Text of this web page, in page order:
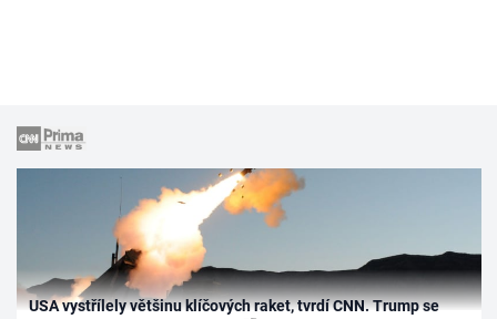
USA vystřílely většinu klíčových raket, tvrdí CNN. Trump se